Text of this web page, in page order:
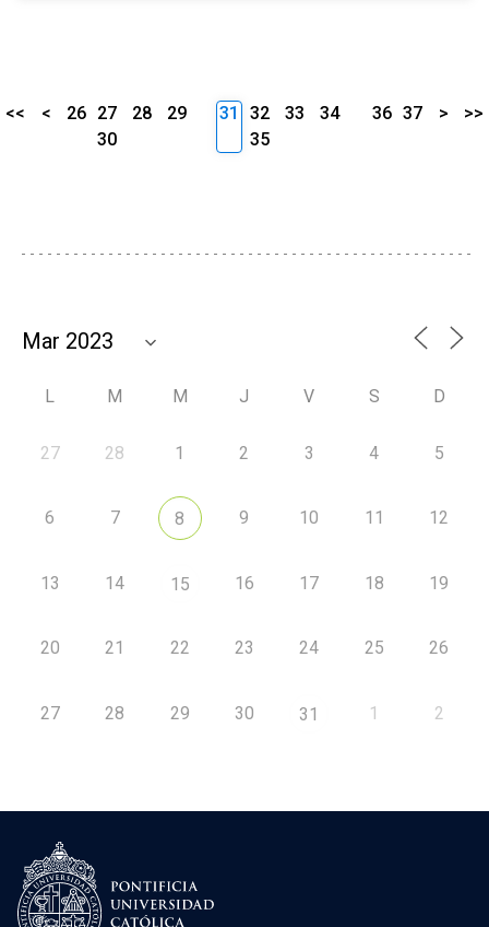
<< < 26 27 28
29
30
31 32 33
34
35
36 37 > >>
L M M J V S D
27 28 1 2 3 4 5
6 7 8 9 10 11 12
13 14 15 16 17 18 19
20 21 22 23 24 25 26
27 28 29 30 31 1 2